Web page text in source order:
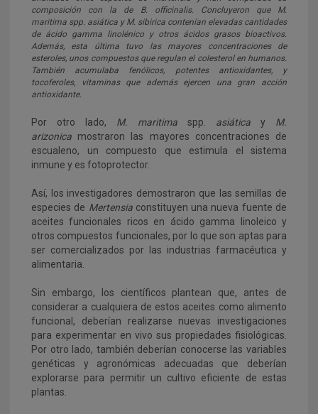
composición con la de
B. officinalis. Concluyeron que M.
maritima spp. asiática y M. sibirica contenían elevadas cantidades
de ácido gamma linolénico y otros ácidos grasos bioactivos.
Además, esta última tuvo las mayores concentraciones de
esteroles, unos compuestos que regulan el colesterol en humanos.
También acumulaba fenólicos, potentes antioxidantes, y
tocoferoles, vitaminas que además ejercen una gran acción
antioxidante.
Por otro lado, M. maritima spp. asiática y M.
arizonica mostraron las mayores concentraciones de
escualeno, un compuesto que estimula el sistema
inmune y es fotoprotector.
Así, los investigadores demostraron que las semillas de
especies de Mertensiaconstituyen una nueva fuente de
aceites funcionales ricos en ácido gamma linoleico y
otros compuestos funcionales, por lo que son aptas para
ser comercializados por las industrias farmacéutica y
alimentaria.
Sin embargo, los científicos plantean que, antes de
considerar a cualquiera de estos aceites como alimento
funcional, deberían realizarse nuevas investigaciones
para experimentar en vivo sus propiedades fisiológicas.
Por otro lado, también deberían conocerse las variables
genéticas y agronómicas adecuadas que deberían
explorarse para permitir un cultivo eficiente de estas
plantas.